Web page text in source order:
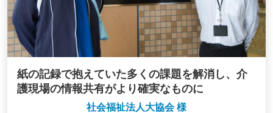
紙の記録で抱えていた多くの課題を解消し、介
護現場の情報共有がより確実なものに
社会福祉法人大協会 様